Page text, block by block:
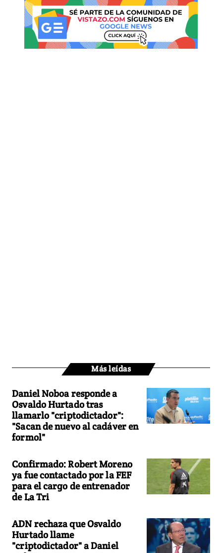
Más leídas
Daniel Noboa responde a
Osvaldo Hurtado tras
llamarlo "criptodictador":
"Sacan de nuevo al cadáver en
formol"
Confirmado: Robert Moreno
ya fue contactado por la FEF
para el cargo de entrenador
de La Tri
ADN rechaza que Osvaldo
Hurtado llame
"criptodictador" a Daniel